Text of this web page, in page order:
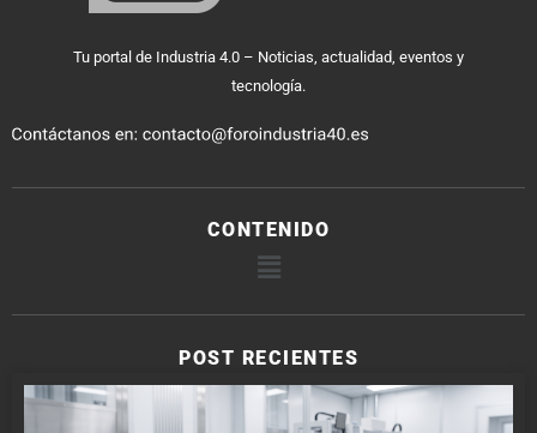
Tu portal de Industria 4.0 – Noticias, actualidad, eventos y
tecnología.
CONTENIDO
POST RECIENTES